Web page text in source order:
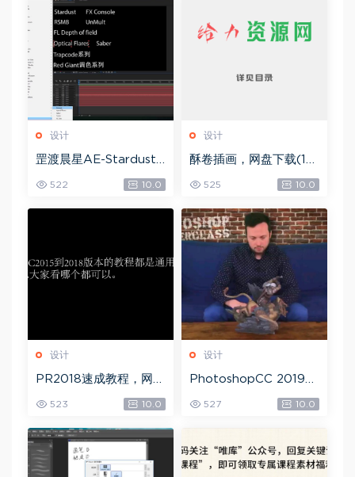
设计
罡渡晨星AE-Stardust
8节全套AE综合基础，
网盘下载(172.73G)
522 10.0
设计
酥卷插画，网盘下载(15.
525 10.0
设计
PR2018速成教程，网盘
523 10.0
设计
PhotoshopCC 2019
G)
527 10.0